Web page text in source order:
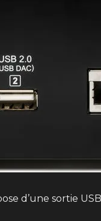
d’une sortie